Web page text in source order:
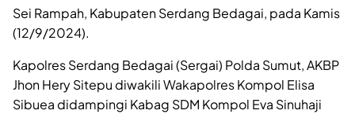
Sei Rampah, Kabupaten Serdang Bedagai, pada Kamis
(12/9/2024).
Kapolres Serdang Bedagai (Sergai) Polda Sumut, AKBP
Jhon Hery Sitepu diwakili Wakapolres Kompol Elisa
Sibuea didampingi Kabag SDM Kompol Eva Sinuhaji